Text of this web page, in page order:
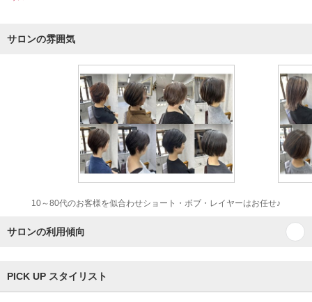
サロンの雰囲気
10～80代のお客様を似合わせショート・ボブ・レイヤーはお任せ♪
サロンの利用傾向
PICK UP スタイリスト